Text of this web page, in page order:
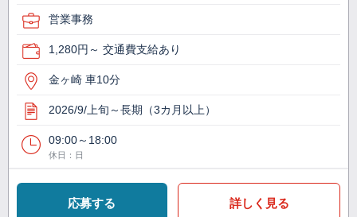
営業事務
1,280円～ 交通費支給あり
金ヶ崎 車10分
2026/9/上旬～長期（3カ月以上）
09:00～18:00
休日：日
応募する 詳しく見る